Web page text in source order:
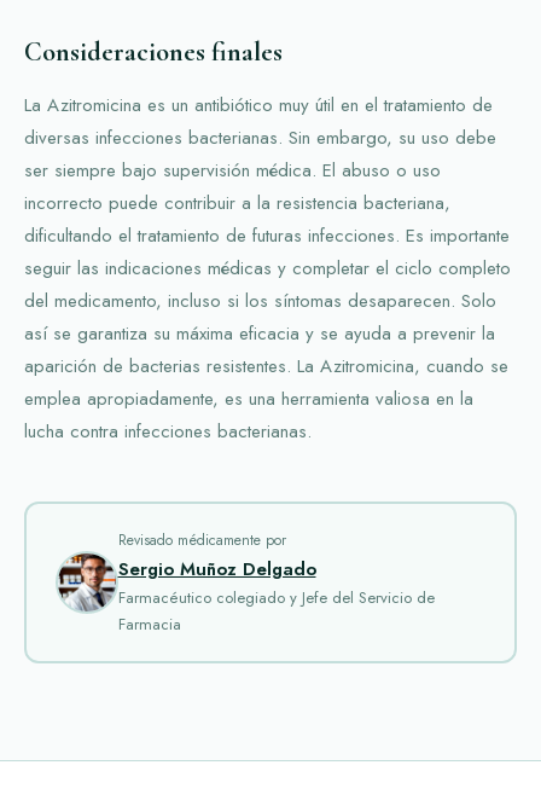
Consideraciones finales
La Azitromicina es un antibiótico muy útil en el tratamiento de
diversas infecciones bacterianas. Sin embargo, su uso debe
ser siempre bajo supervisión médica. El abuso o uso
incorrecto puede contribuir a la resistencia bacteriana,
dificultando el tratamiento de futuras infecciones. Es importante
seguir las indicaciones médicas y completar el ciclo completo
del medicamento, incluso si los síntomas desaparecen. Solo
así se garantiza su máxima eficacia y se ayuda a prevenir la
aparición de bacterias resistentes. La Azitromicina, cuando se
emplea apropiadamente, es una herramienta valiosa en la
lucha contra infecciones bacterianas.
Revisado médicamente por
Sergio Muñoz Delgado
Farmacéutico colegiado y Jefe del Servicio de
Farmacia